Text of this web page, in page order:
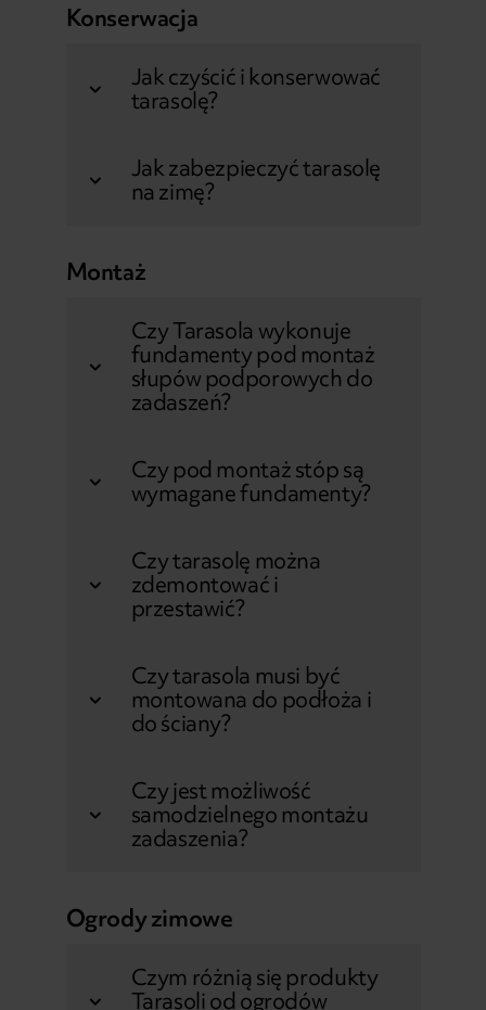
Konserwacja
Jak czyścić i konserwować
tarasolę?
Jak zabezpieczyć tarasolę
na zimę?
Montaż
Czy Tarasola wykonuje
fundamenty pod montaż
słupów podporowych do
zadaszeń?
Czy pod montaż stóp są
wymagane fundamenty?
Czy tarasolę można
zdemontować i
przestawić?
Czy tarasola musi być
montowana do podłoża i
do ściany?
Czy jest możliwość
samodzielnego montażu
zadaszenia?
Ogrody zimowe
Czym różnią się produkty
Tarasoli od ogrodów